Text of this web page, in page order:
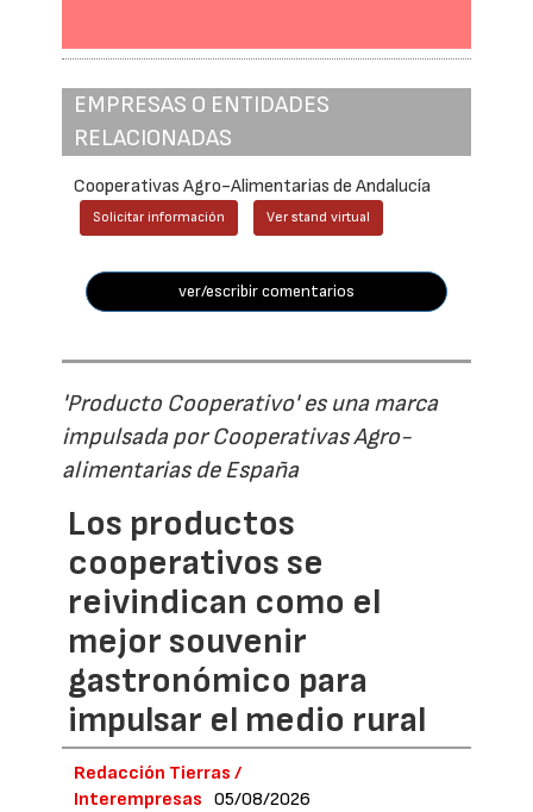
EMPRESAS O ENTIDADES
RELACIONADAS
Cooperativas Agro-Alimentarias de Andalucía
Solicitar información Ver stand virtual
ver/escribir comentarios
'Producto Cooperativo' es una marca
impulsada por Cooperativas Agro-
alimentarias de España
Los productos
cooperativos se
reivindican como el
mejor souvenir
gastronómico para
impulsar el medio rural
Redacción Tierras /
Interempresas
05/08/2026